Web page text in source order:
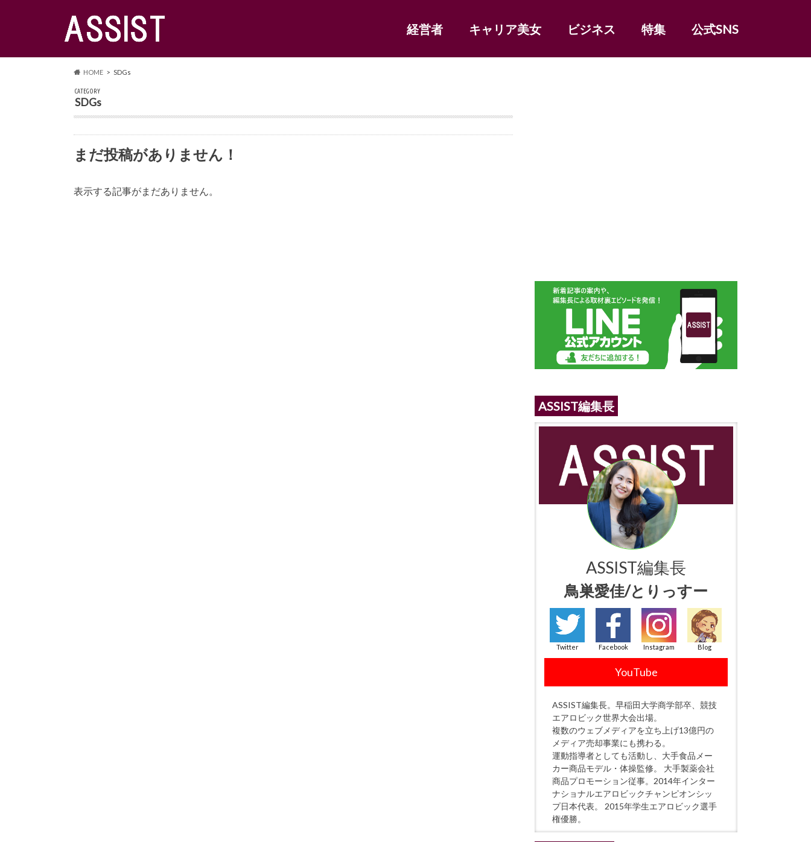
経営者 キャリア美女 ビジネス 特集 公式SNS
HOME SDGs
CATEGORY
SDGs
まだ投稿がありません！
表示する記事がまだありません。
ASSIST編集長
ASSIST編集長
鳥巣愛佳/とりっすー
Twitter Facebook Instagram Blog
YouTube
ASSIST編集長。早稲田大学商学部卒、競技
エアロビック世界大会出場。
複数のウェブメディアを立ち上げ13億円の
メディア売却事業にも携わる。
運動指導者としても活動し、大手食品メー
カー商品モデル・体操監修。 大手製薬会社
商品プロモーション従事。2014年インター
ナショナルエアロビックチャンピオンシッ
プ日本代表。 2015年学生エアロビック選手
権優勝。